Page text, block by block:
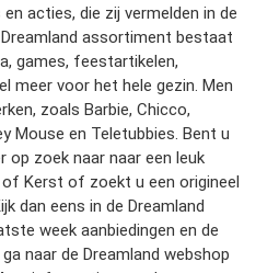
acties, die zij vermelden in de
assortiment bestaat
games, feestartikelen,
meer voor het hele gezin. Men
zoals Barbie, Chicco,
Mouse en Teletubbies. Bent u
zoek naar naar een leuk
Kerst of zoekt u een origineel
dan eens in de Dreamland
week aanbiedingen en de
naar de Dreamland webshop